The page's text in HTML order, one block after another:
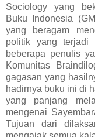
Sociology yang
Buku Indonesia
yang beragam
politik yang terjadi
beberapa penulis
Komunitas
gagasan yang
hadirnya buku ini di
yang panjang
mengenai
Tujuan dari